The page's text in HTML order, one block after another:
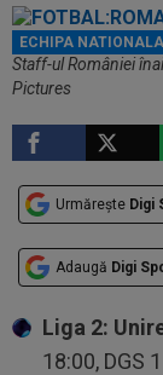
ECHIPA NATIONALA
Staff-ul României
Pictures
Urmărește Digi
Adaugă Digi
Liga 2:
18:00, DGS 1